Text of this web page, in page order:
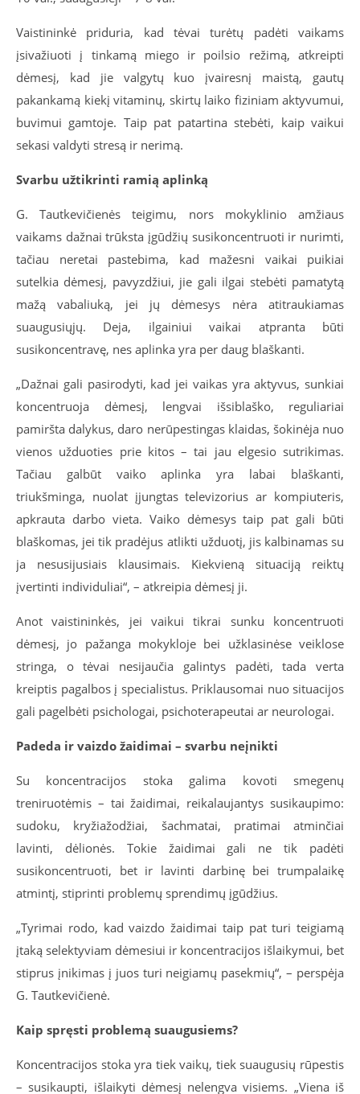
Vaistininkė priduria, kad tėvai turėtų padėti vaikams
įsivažiuoti į tinkamą miego ir poilsio režimą, atkreipti
dėmesį, kad jie valgytų kuo įvairesnį maistą, gautų
pakankamą kiekį vitaminų, skirtų laiko fiziniam aktyvumui,
buvimui gamtoje. Taip pat patartina stebėti, kaip vaikui
sekasi valdyti stresą ir nerimą.
Svarbu užtikrinti ramią aplinką
G. Tautkevičienės teigimu, nors mokyklinio amžiaus
vaikams dažnai trūksta įgūdžių susikoncentruoti ir nurimti,
tačiau neretai pastebima, kad mažesni vaikai puikiai
sutelkia dėmesį, pavyzdžiui, jie gali ilgai stebėti pamatytą
mažą vabaliuką, jei jų dėmesys nėra atitraukiamas
suaugusiųjų. Deja, ilgainiui vaikai atpranta būti
susikoncentravę, nes aplinka yra per daug blaškanti.
„Dažnai gali pasirodyti, kad jei vaikas yra aktyvus, sunkiai
koncentruoja dėmesį, lengvai išsiblaško, reguliariai
pamiršta dalykus, daro nerūpestingas klaidas, šokinėja nuo
vienos užduoties prie kitos – tai jau elgesio sutrikimas.
Tačiau galbūt vaiko aplinka yra labai blaškanti,
triukšminga, nuolat įjungtas televizorius ar kompiuteris,
apkrauta darbo vieta. Vaiko dėmesys taip pat gali būti
blaškomas, jei tik pradėjus atlikti užduotį, jis kalbinamas su
ja nesusijusiais klausimais. Kiekvieną situaciją reiktų
įvertinti individuliai“, – atkreipia dėmesį ji.
Anot vaistininkės, jei vaikui tikrai sunku koncentruoti
dėmesį, jo pažanga mokykloje bei užklasinėse veiklose
stringa, o tėvai nesijaučia galintys padėti, tada verta
kreiptis pagalbos į specialistus. Priklausomai nuo situacijos
gali pagelbėti psichologai, psichoterapeutai ar neurologai.
Padeda ir vaizdo žaidimai – svarbu neįnikti
Su koncentracijos stoka galima kovoti smegenų
treniruotėmis – tai žaidimai, reikalaujantys susikaupimo:
sudoku, kryžiažodžiai, šachmatai, pratimai atminčiai
lavinti, dėlionės. Tokie žaidimai gali ne tik padėti
susikoncentruoti, bet ir lavinti darbinę bei trumpalaikę
atmintį, stiprinti problemų sprendimų įgūdžius.
„Tyrimai rodo, kad vaizdo žaidimai taip pat turi teigiamą
įtaką selektyviam dėmesiui ir koncentracijos išlaikymui, bet
stiprus įnikimas į juos turi neigiamų pasekmių“, – perspėja
G. Tautkevičienė.
Kaip spręsti problemą suaugusiems?
Koncentracijos stoka yra tiek vaikų, tiek suaugusių rūpestis
– susikaupti, išlaikyti dėmesį nelengva visiems. „Viena iš